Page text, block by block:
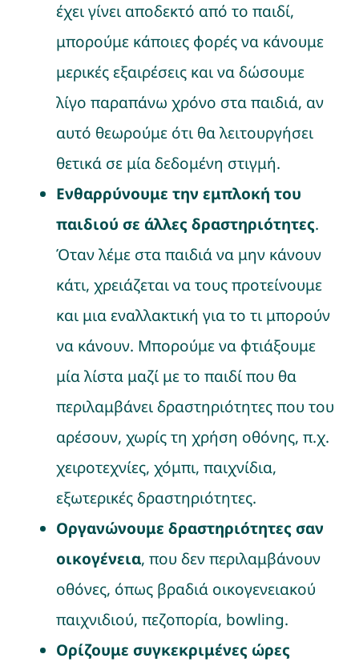
έχει γίνει αποδεκτό από το παιδί,
μπορούμε κάποιες φορές να κάνουμε
μερικές εξαιρέσεις και να δώσουμε
λίγο παραπάνω χρόνο στα παιδιά, αν
αυτό θεωρούμε ότι θα λειτουργήσει
θετικά σε μία δεδομένη στιγμή.
Ενθαρρύνουμε την εμπλοκή του
παιδιού σε άλλες δραστηριότητες.
Όταν λέμε στα παιδιά να μην κάνουν
κάτι, χρειάζεται να τους προτείνουμε
και μια εναλλακτική για το τι μπορούν
να κάνουν. Μπορούμε να φτιάξουμε
μία λίστα μαζί με το παιδί που θα
περιλαμβάνει δραστηριότητες που του
αρέσουν, χωρίς τη χρήση οθόνης, π.χ.
χειροτεχνίες, χόμπι, παιχνίδια,
εξωτερικές δραστηριότητες.
Οργανώνουμε δραστηριότητες σαν
οικογένεια, που δεν περιλαμβάνουν
οθόνες, όπως βραδιά οικογενειακού
παιχνιδιού, πεζοπορία, bowling.
Ορίζουμε συγκεκριμένες ώρες